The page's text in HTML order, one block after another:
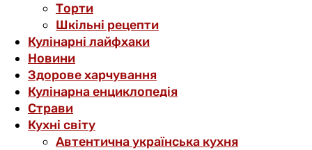
Торти
Шкільні рецепти
Кулінарні лайфхаки
Новини
Здорове харчування
Кулінарна енциклопедія
Страви
Кухні світу
Автентична українська кухня